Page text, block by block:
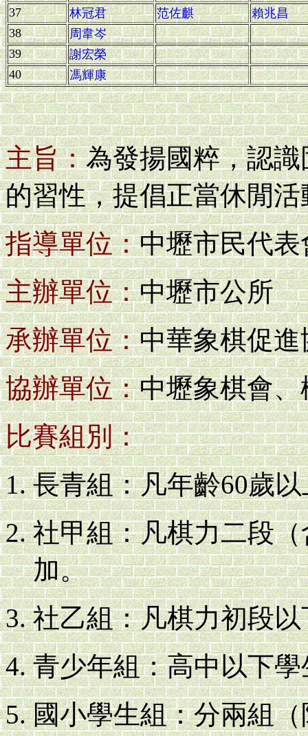
37
林冠君 范佐麒
賴兆昌
38
周韋岑
39
謝宏榮
40
馮輝康
主旨：為發揚國粹，認
的習性，提倡正當休閒活
指導單位：中壢市民代表
主辦單位：中壢市公所
承辦單位：中華象棋促進
協辦單位：中壢象棋會
比賽組別：
長青組：凡年齡60歲
社甲組：凡棋力二段
加。
社乙組：凡棋力初段
青少年組：高中以下
國小學生組：分兩組